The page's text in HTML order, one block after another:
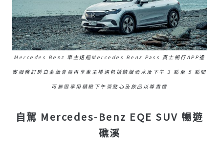
Mercedes Benz 車主透過Mercedes Benz Pass 賓士暢行APP禮
賓服務訂房白金級會員再享車主禮遇包括精緻酒水及下午 3 點至 5 點間
可無限享用精緻下午茶點心及飲品以尊貴禮
自駕 Mercedes-Benz EQE SUV 暢遊
礁溪